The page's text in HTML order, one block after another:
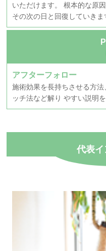
いただけます。 根本的な原
その次の日と回復していきま
アフターフォロー
施術効果を長持ちさせる方
ッチ法など解り やすい説明を
代表イ